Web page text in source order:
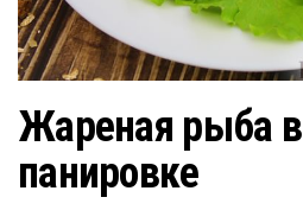
Жареная рыба в
панировке